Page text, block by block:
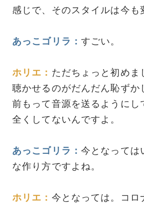
感じで、そのスタイルは今も
あっこゴリラ： すごい。
ホリエ： ただちょっと初めま
聴かせるのがだんだん恥ずか
前もって音源を送るようにし
全くしてないんですよ。
あっこゴリラ： 今となっては
な作り方ですよね。
ホリエ： 今となっては。コロ